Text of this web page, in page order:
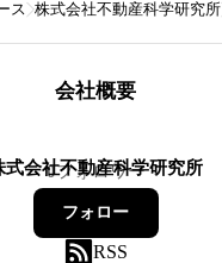
ス 株式会社不動産科学研究所
会社概要
式会社不動産科学研究所
0フォロワー
フォロー
RSS